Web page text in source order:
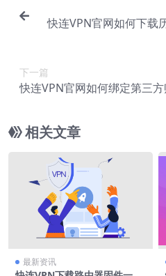
快连VPN官网如何下载
下一篇
快连VPN官网如何绑定第三
相关文章
最新资讯